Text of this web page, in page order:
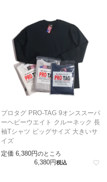
プロタグ PRO-TAG 9オンススーパ
ーヘビーウエイト クルーネック 長
袖Tシャツ ビッグサイズ 大きいサ
イズ
定価 6,380 のところ
6,380 税込